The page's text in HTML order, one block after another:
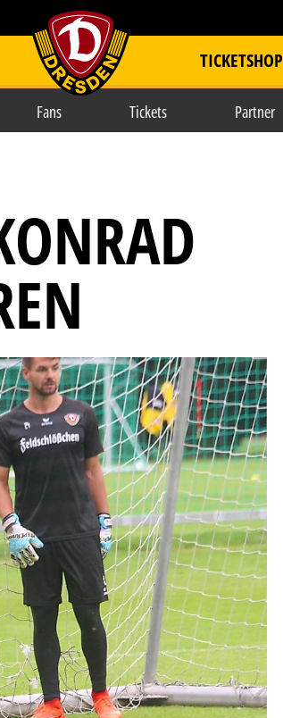
item.title TICKETSHOP
Fans Tickets Partner